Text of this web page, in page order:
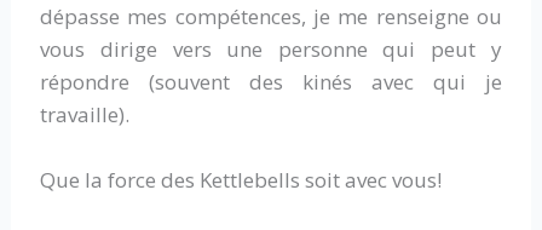
dépasse mes compétences, je me renseigne ou
vous dirige vers une personne qui peut y
répondre (souvent des kinés avec qui je
travaille).
Que la force des Kettlebells soit avec vous!